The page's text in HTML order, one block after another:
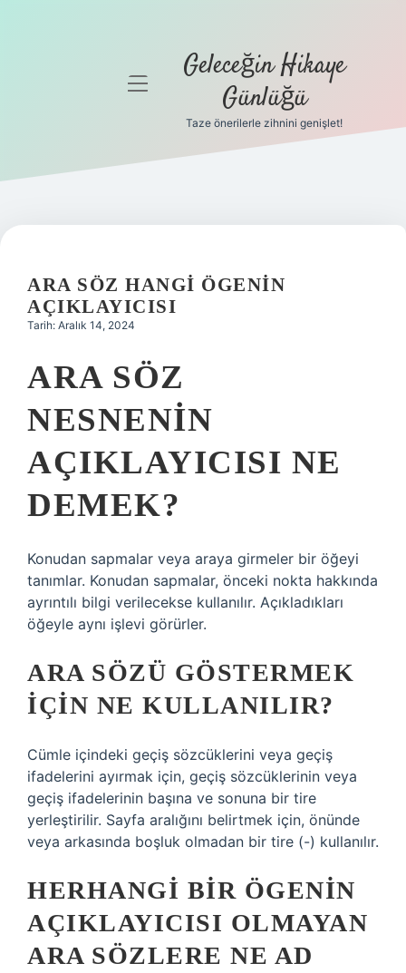
Gizlilik
Hakkımızda
menüyü Geleceğin Hikaye
Günlüğü
Taze önerilerle zihnini genişlet!
ARA SÖZ HANGI ÖGENIN
AÇIKLAYICISI
Tarih: Aralık 14, 2024
ARA SÖZ
NESNENIN
AÇIKLAYICISI NE
DEMEK?
Konudan sapmalar veya araya girmeler bir öğeyi
tanımlar. Konudan sapmalar, önceki nokta hakkında
ayrıntılı bilgi verilecekse kullanılır. Açıkladıkları
öğeyle aynı işlevi görürler.
ARA SÖZÜ GÖSTERMEK
IÇIN NE KULLANILIR?
Cümle içindeki geçiş sözcüklerini veya geçiş
ifadelerini ayırmak için, geçiş sözcüklerinin veya
geçiş ifadelerinin başına ve sonuna bir tire
yerleştirilir. Sayfa aralığını belirtmek için, önünde
veya arkasında boşluk olmadan bir tire (-) kullanılır.
HERHANGI BIR ÖGENIN
AÇIKLAYICISI OLMAYAN
ARA SÖZLERE NE AD